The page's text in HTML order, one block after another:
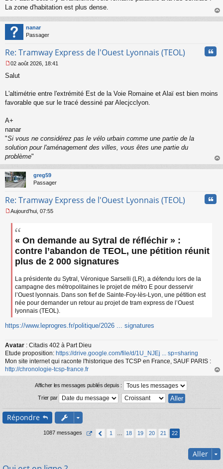
s
a
g
e
o
l
u
La zone d'habitation est plus dense.
au
nanar
Passager
Re: Tramway Express de l'Ouest Lyonnais (TEOL)
e
s
g
n
o
n
u
02 août 2026, 18:41
Salut
L'altimétrie entre l'extrémité Est de la Voie Romaine et Alaï est bien moins
favorable que sur le tracé dessiné par Alecjcclyon.
A+
nanar
"Si vous ne considérez pas le vélo urbain comme une partie de la
solution pour l'aménagement des villes, vous êtes une partie du
problème"
au
greg59
Passager
Re: Tramway Express de l'Ouest Lyonnais (TEOL)
e
Aujourd’hui, 07:55
« On demande au Sytral de réfléchir » :
contre l’abandon de TEOL, une pétition réunit
plus de 2 000 signatures
La présidente du Sytral, Véronique Sarselli (LR), a défendu lors de la
campagne des métropolitaines le projet de métro E pour desservir
l’Ouest lyonnais. Dans son fief de Sainte-Foy-lès-Lyon, une pétition est
née pour demander un retour au projet de tram express de l’Ouest
lyonnais (TEOL).
https://www.leprogres.fr/politique/2026 ... signatures
Avatar : Citadis 402 à Part Dieu
Etude proposition: https://drive.google.com/file/d/1U_NJEj ... sp=sharing
Mon site internet qui raconte l'historique des TCSP en France, SAUF PARIS :
http://chronologie-tcsp-france.fr
au
Afficher les messages publiés depuis :
Trier par
Répondre
1087 messages 1 18 19 20 21 22
Aller